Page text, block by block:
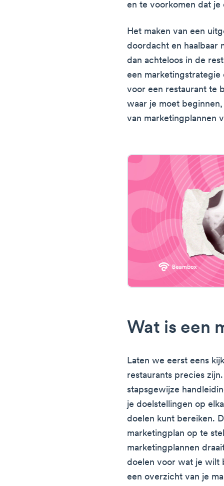
en te voorkomen dat je
Het maken van een
doordacht en haalbaar
dan achteloos in de
een marketingstrategie
voor een restaurant te
waar je moet
van marketingplannen
Wat is een
Laten we eerst eens
restaurants precies
stapsgewijze
je doelstellingen op
doelen kunt bereiken.
marketingplan op te
marketingplannen
doelen voor wat je wilt
een overzicht van je